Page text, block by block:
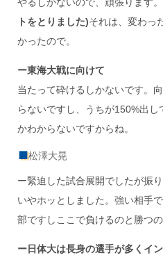
トをとりました)それは、変わっ
かったので。
ー東海大戦に向けて
当たって砕けるしかないです。
らないですし、うちが150%出
かわからないですからね。
松澤大晃
ー緊迫した試合展開でしたが振
いやホッとしました。強い相手
部ですしここで負けるのと勝つ
ー日体大は長身の選手が多くイ